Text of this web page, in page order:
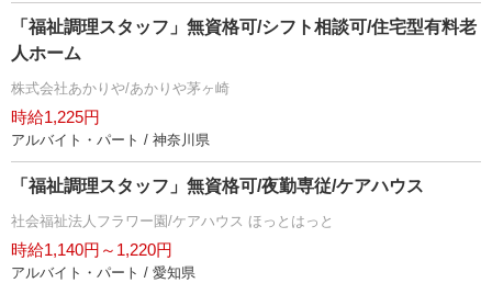
「福祉調理スタッフ」無資格可/シフト相談可/住宅型有料老
人ホーム
株式会社あかりや/あかりや茅ヶ崎
時給1,225円
アルバイト・パート / 神奈川県
「福祉調理スタッフ」無資格可/夜勤専従/ケアハウス
社会福祉法人フラワー園/ケアハウス ほっとはっと
時給1,140円～1,220円
アルバイト・パート / 愛知県